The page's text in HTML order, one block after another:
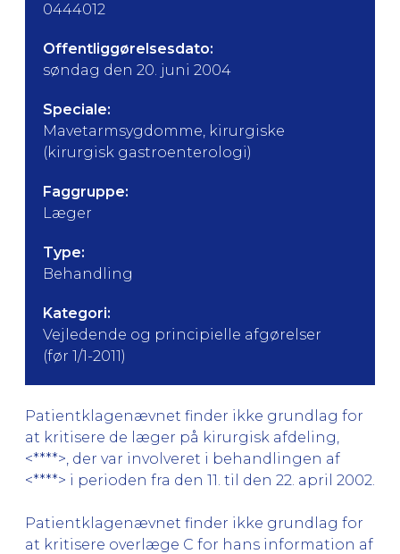
0444012
Offentliggørelsesdato:
søndag den 20. juni 2004
Speciale:
Mavetarmsygdomme, kirurgiske
(kirurgisk gastroenterologi)
Faggruppe:
Læger
Type:
Behandling
Kategori:
Vejledende og principielle afgørelser
(før 1/1-2011)
Patientklagenævnet finder ikke grundlag for
at kritisere de læger på kirurgisk afdeling,
<****>, der var involveret i behandlingen af
<****> i perioden fra den 11. til den 22. april 2002.
Patientklagenævnet finder ikke grundlag for
at kritisere overlæge C for hans information af